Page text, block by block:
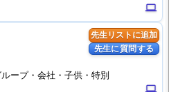
computer
先生リストに追加
先生に質問する
computer
ループ・会社・子供・特別